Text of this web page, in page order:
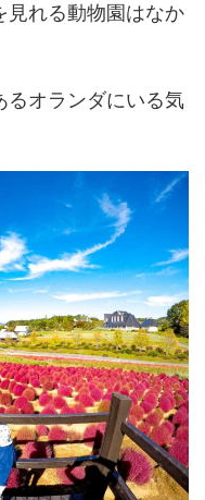
見れる動物園はなか
るオランダにいる気